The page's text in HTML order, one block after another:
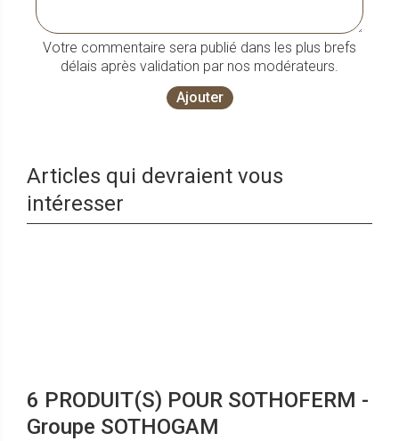
Votre commentaire sera publié dans les plus brefs
délais après validation par nos modérateurs.
Ajouter
Articles qui devraient vous
intéresser
6 PRODUIT(S) POUR SOTHOFERM -
Groupe SOTHOGAM